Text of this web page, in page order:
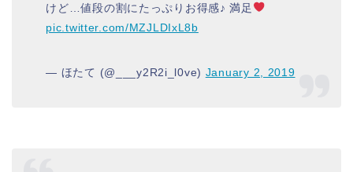
けど…値段の割にたっぷりお得感♪ 満足
pic.twitter.com/MZJLDIxL8b
— ほたて (@___y2R2i_l0ve) January 2, 2019